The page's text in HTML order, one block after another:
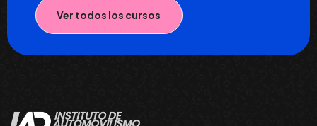
Ver todos los cursos